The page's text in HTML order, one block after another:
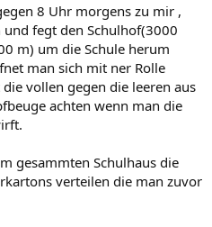
8 Uhr morgens zu mir ,
fegt den Schulhof(3000
m) um die Schule herum
man sich mit ner Rolle
vollen gegen die leeren aus
achten wenn man die
gesammten Schulhaus die
verteilen die man zuvor